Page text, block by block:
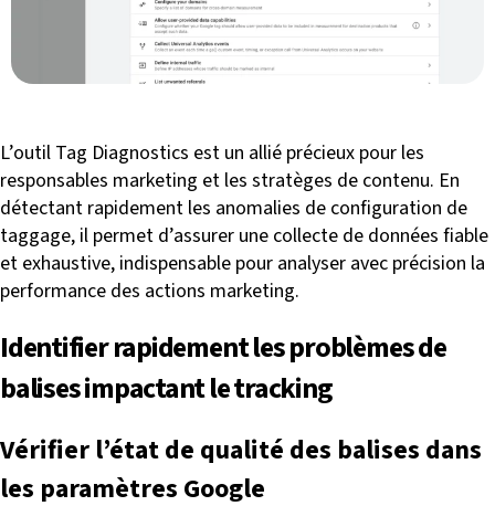
L’outil Tag Diagnostics est un allié précieux pour les
responsables marketing et les stratèges de contenu. En
détectant rapidement les anomalies de configuration de
taggage, il permet d’assurer une collecte de données fiable
et exhaustive, indispensable pour analyser avec précision la
performance des actions marketing.
Identifier rapidement les problèmes de
balises impactant le tracking
Vérifier l’état de qualité des balises dans
les paramètres Google